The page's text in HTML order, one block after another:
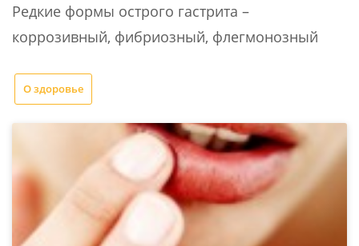
Редкие формы острого гастрита –
коррозивный, фибриозный, флегмонозный
О здоровье